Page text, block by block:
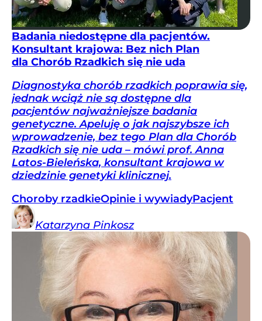
Badania niedostępne dla pacjentów.
Konsultant krajowa: Bez nich Plan
dla Chorób Rzadkich się nie uda
Diagnostyka chorób rzadkich poprawia się,
jednak wciąż nie są dostępne dla
pacjentów najważniejsze badania
genetyczne. Apeluję o jak najszybsze ich
wprowadzenie, bez tego Plan dla Chorób
Rzadkich się nie uda – mówi prof. Anna
Latos-Bieleńska, konsultant krajowa w
dziedzinie genetyki klinicznej.
Choroby rzadkieOpinie i wywiadyPacjent
Katarzyna Pinkosz